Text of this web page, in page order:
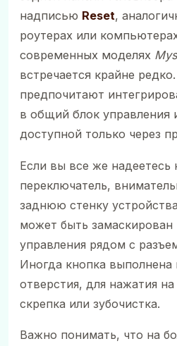
надписью Reset,
роутерах или
современных моделях
встречается крайне
предпочитают
в общий блок управления
доступной только через
Если вы все же надеетесь
переключатель,
заднюю стенку
может быть
управления рядом с
Иногда кнопка выполнена
отверстия, для нажатия
скрепка или зубочистка.
Важно понимать, что на